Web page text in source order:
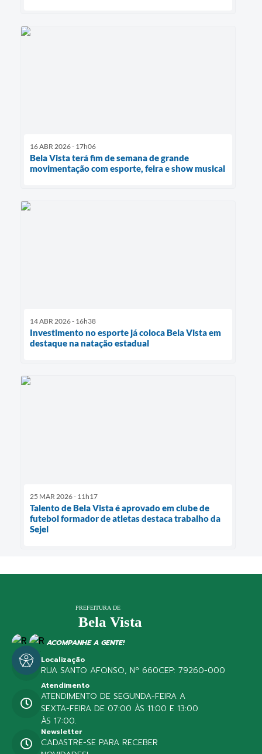
16 ABR 2026 - 17h06
Bela Vista terá fim de semana de grande
movimentação com esporte, feira e show musical
14 ABR 2026 - 16h38
Investimento no esporte já coloca Bela Vista em
destaque na natação estadual
25 MAR 2026 - 11h17
Talento de Bela Vista é aprovado em clube de
futebol formador de atletas destaca trabalho da
Sejel
ACOMPANHE A GENTE!
Localização
RUA SANTO AFONSO, Nº 660CEP: 79260-000
Atendimento
ATENDIMENTO DE SEGUNDA-FEIRA A
SEXTA-FEIRA DE 07:00 ÀS 11:00 E 13:00
ÀS 17:00.
Newsletter
CADASTRE-SE PARA RECEBER